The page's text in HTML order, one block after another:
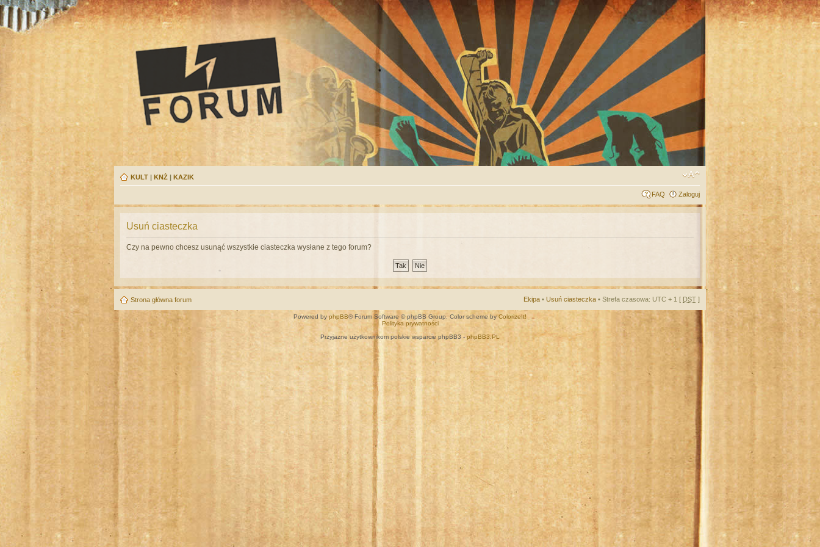
KULT | KNŻ | KAZIK
FAQ Zaloguj
Usuń ciasteczka
Czy na pewno chcesz usunąć wszystkie ciasteczka wysłane z tego forum?
Strona główna forum Ekipa • Usuń ciasteczka • Strefa czasowa: UTC + 1 [ DST ]
Powered by phpBB® Forum Software © phpBB Group. Color scheme byColorizeIt!
Polityka prywatności
Przyjazne użytkownikom polskie wsparcie phpBB3 -phpBB3.PL